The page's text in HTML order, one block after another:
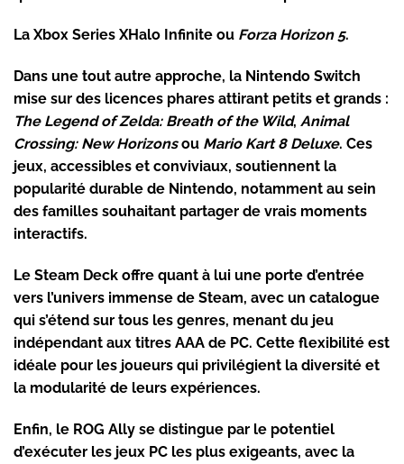
La Xbox Series XHalo Infinite ou Forza Horizon 5.
Dans une tout autre approche, la Nintendo Switch
mise sur des licences phares attirant petits et grands :
The Legend of Zelda: Breath of the Wild, Animal
Crossing: New Horizonsou Mario Kart 8 Deluxe. Ces
jeux, accessibles et conviviaux, soutiennent la
popularité durable de Nintendo, notamment au sein
des familles souhaitant partager de vrais moments
interactifs.
Le Steam Deck offre quant à lui une porte d’entrée
vers l’univers immense de Steam, avec un catalogue
qui s’étend sur tous les genres, menant du jeu
indépendant aux titres AAA de PC. Cette flexibilité est
idéale pour les joueurs qui privilégient la diversité et
la modularité de leurs expériences.
Enfin, le ROG Ally se distingue par le potentiel
d’exécuter les jeux PC les plus exigeants, avec la